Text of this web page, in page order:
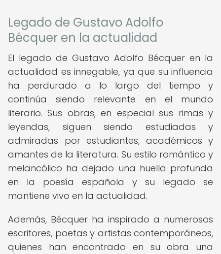
Legado de Gustavo Adolfo
Bécquer en la actualidad
El legado de Gustavo Adolfo Bécquer en la
actualidad es innegable, ya que su influencia
ha perdurado a lo largo del tiempo y
continúa siendo relevante en el mundo
literario. Sus obras, en especial sus rimas y
leyendas, siguen siendo estudiadas y
admiradas por estudiantes, académicos y
amantes de la literatura. Su estilo romántico y
melancólico ha dejado una huella profunda
en la poesía española y su legado se
mantiene vivo en la actualidad.
Además, Bécquer ha inspirado a numerosos
escritores, poetas y artistas contemporáneos,
quienes han encontrado en su obra una